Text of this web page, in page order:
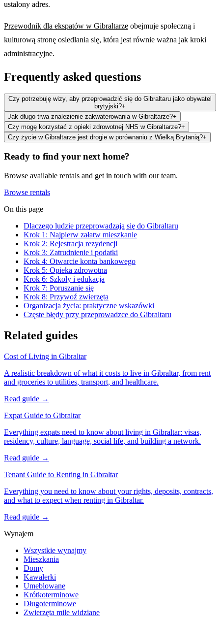
ustalony adres.
Przewodnik dla ekspatów w Gibraltarze obejmuje społeczną i
kulturową stronę osiedlania się, która jest równie ważna jak kroki
administracyjne.
Frequently asked questions
Czy potrzebuję wizy, aby przeprowadzić się do Gibraltaru jako obywatel
brytyjski?+
Jak długo trwa znalezienie zakwaterowania w Gibraltarze?+
Czy mogę korzystać z opieki zdrowotnej NHS w Gibraltarze?+
Czy życie w Gibraltarze jest drogie w porównaniu z Wielką Brytanią?+
Ready to find your next home?
Browse available rentals and get in touch with our team.
Browse rentals
On this page
Dlaczego ludzie przeprowadzają się do Gibraltaru
Krok 1: Najpierw załatw mieszkanie
Krok 2: Rejestracja rezydencji
Krok 3: Zatrudnienie i podatki
Krok 4: Otwarcie konta bankowego
Krok 5: Opieka zdrowotna
Krok 6: Szkoły i edukacja
Krok 7: Poruszanie się
Krok 8: Przywoź zwierzęta
Organizacja życia: praktyczne wskazówki
Częste błędy przy przeprowadzce do Gibraltaru
Related guides
Cost of Living in Gibraltar
A realistic breakdown of what it costs to live in Gibraltar, from rent
and groceries to utilities, transport, and healthcare.
Read guide →
Expat Guide to Gibraltar
Everything expats need to know about living in Gibraltar: visas,
residency, culture, language, social life, and building a network.
Read guide →
Tenant Guide to Renting in Gibraltar
Everything you need to know about your rights, deposits, contracts,
and what to expect when renting in Gibraltar.
Read guide →
Wynajem
Wszystkie wynajmy
Mieszkania
Domy
Kawalerki
Umeblowane
Krótkoterminowe
Długoterminowe
Zwierzęta mile widziane